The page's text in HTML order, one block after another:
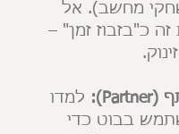
מחשב). אל
כ"בזבוז זמן" –
למדו
בבוט כדי